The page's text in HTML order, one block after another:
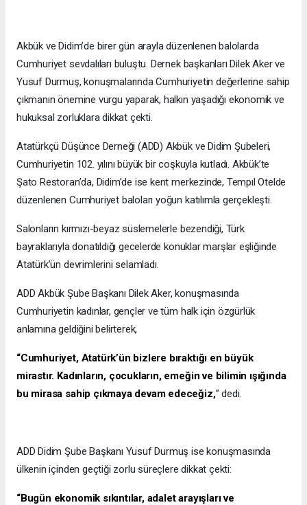
Akbük ve Didim’de birer gün arayla düzenlenen balolarda
Cumhuriyet sevdalıları buluştu. Dernek başkanları Dilek Aker ve
Yusuf Durmuş, konuşmalarında Cumhuriyetin değerlerine sahip
çıkmanın önemine vurgu yaparak, halkın yaşadığı ekonomik ve
hukuksal zorluklara dikkat çekti.
Atatürkçü Düşünce Derneği (ADD) Akbük ve Didim Şubeleri,
Cumhuriyetin 102. yılını büyük bir coşkuyla kutladı. Akbük’te
Şato Restoran’da, Didim’de ise kent merkezinde, Tempıl Otelde
düzenlenen Cumhuriyet baloları yoğun katılımla gerçekleşti.
Salonların kırmızı-beyaz süslemelerle bezendiği, Türk
bayraklarıyla donatıldığı gecelerde konuklar marşlar eşliğinde
Atatürk’ün devrimlerini selamladı.
ADD Akbük Şube Başkanı Dilek Aker, konuşmasında
Cumhuriyetin kadınlar, gençler ve tüm halk için özgürlük
anlamına geldiğini belirterek,
“Cumhuriyet, Atatürk’ün bizlere bıraktığı en büyük
mirastır. Kadınların, çocukların, emeğin ve bilimin ışığında
bu mirasa sahip çıkmaya devam edeceğiz,” dedi.
ADD Didim Şube Başkanı Yusuf Durmuş ise konuşmasında
ülkenin içinden geçtiği zorlu süreçlere dikkat çekti:
“Bugün ekonomik sıkıntılar, adalet arayışları ve